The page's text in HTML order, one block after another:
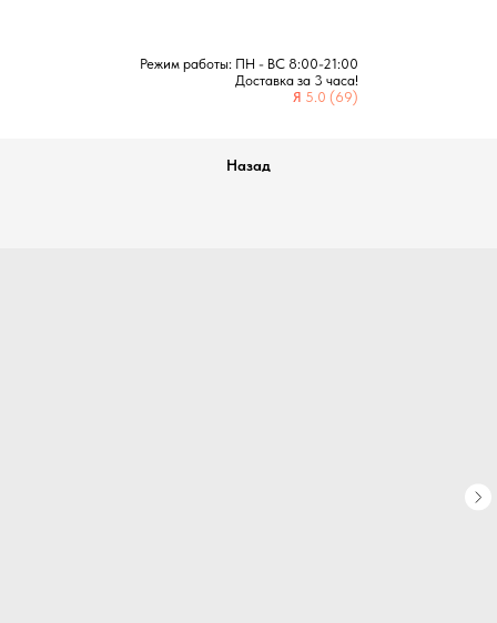
Режим работы: ПН - ВС 8:00-21:00
Доставка за 3 часа!
Я 5.0 (69)
Назад